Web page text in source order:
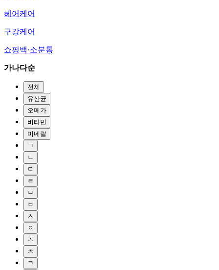
헤어케어
구강케어
쇼핑백·소분통
가나다순
전체
유산균
오메가
비타민
미네랄
ㄱ
ㄴ
ㄷ
ㄹ
ㅁ
ㅂ
ㅅ
ㅇ
ㅈ
ㅊ
ㅋ